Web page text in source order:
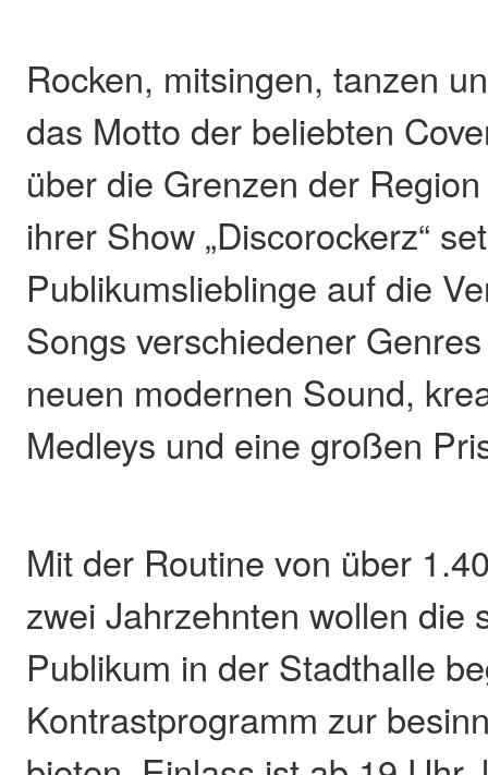
Rocken, mitsingen, tanzen
das Motto der beliebten
über die Grenzen der
ihrer Show „Discorockerz“
Publikumslieblinge auf die
Songs verschiedener
neuen modernen Sound,
Medleys und eine großen
Mit der Routine von über
zwei Jahrzehnten wollen die
Publikum in der Stadthalle
Kontrastprogramm zur